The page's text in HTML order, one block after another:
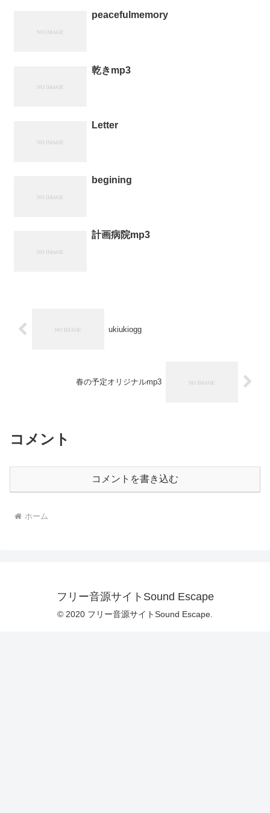
peacefulmemory
乾きmp3
Letter
begining
計画病院mp3
ukiukiogg
春の予定オリジナルmp3
コメント
コメントを書き込む
ホーム
フリー音源サイトSound Escape
© 2020 フリー音源サイトSound Escape.